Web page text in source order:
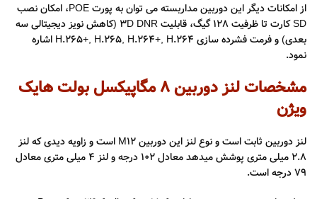
از امکانات دیگر این دوربین مداربسته می توان به پورت POE، امکان نصب
SD کارت تا ظرفیت ۱۲۸ گیگ، قابلیت ۳D DNR (کاهش نویز دیجیتالی سه
بعدی) و فرمت فشرده سازی H.265+, H.265, H.264+, H.264 اشاره
نمود.
مشخصات لنز دوربین 8 مگاپیکسل بولت هایک
ویژن
لنز دوربین ثابت است و نوع لنز این دوربین M12 است و زاویه دیدی که لنز
۲.۸ میلی متری پوشش میدهد معادل 102 درجه و لنز ۴ میلی متری معادل
79 درجه است.